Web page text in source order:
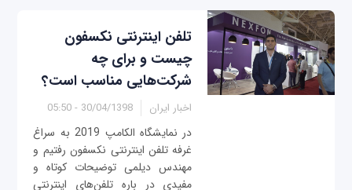
تلفن اینترنتی نکسفون
چیست و برای چه
شرکت‌هایی مناسب است؟
اخبار ایران 30/04/1398 - 05:50
در نمایشگاه الکامپ 2019 به سراغ
غرفه تلفن اینترنتی نکسفون رفتیم و
مهندس دیلمی توضیحات کوتاه و
مفیدی در باره تلفن‌های اینترنتی